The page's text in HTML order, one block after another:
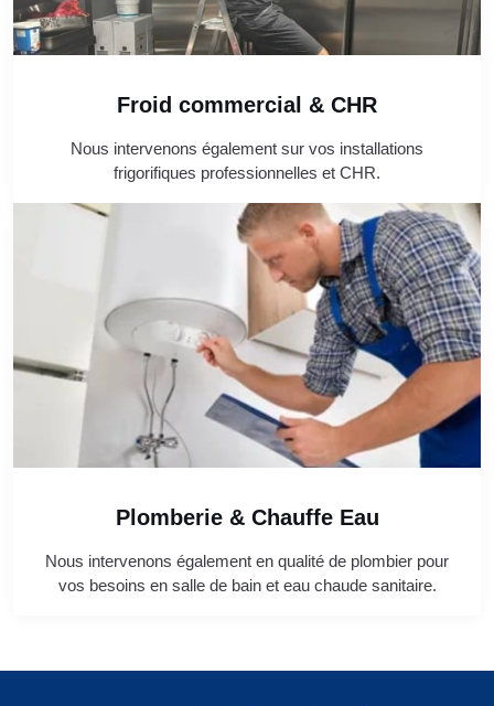
Froid commercial & CHR
Nous intervenons également sur vos installations
frigorifiques professionnelles et CHR.
Plomberie & Chauffe Eau
Nous intervenons également en qualité de plombier pour
vos besoins en salle de bain et eau chaude sanitaire.